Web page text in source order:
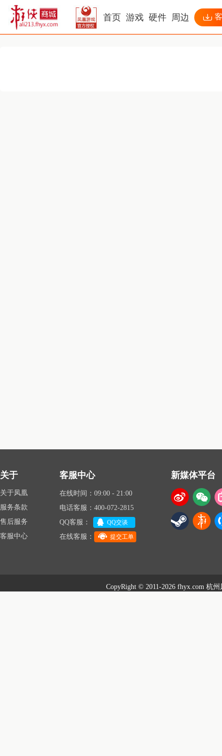
首页 游戏 硬件 周边
关于
关于凤凰
服务条款
售后服务
客服中心
客服中心
在线时间：09:00 - 21:00
电话客服：400-072-2815
QQ客服：
QQ交谈
在线客服： 提交工单
新媒体平台
CopyRight © 2011-2026 fhyx.com 杭州